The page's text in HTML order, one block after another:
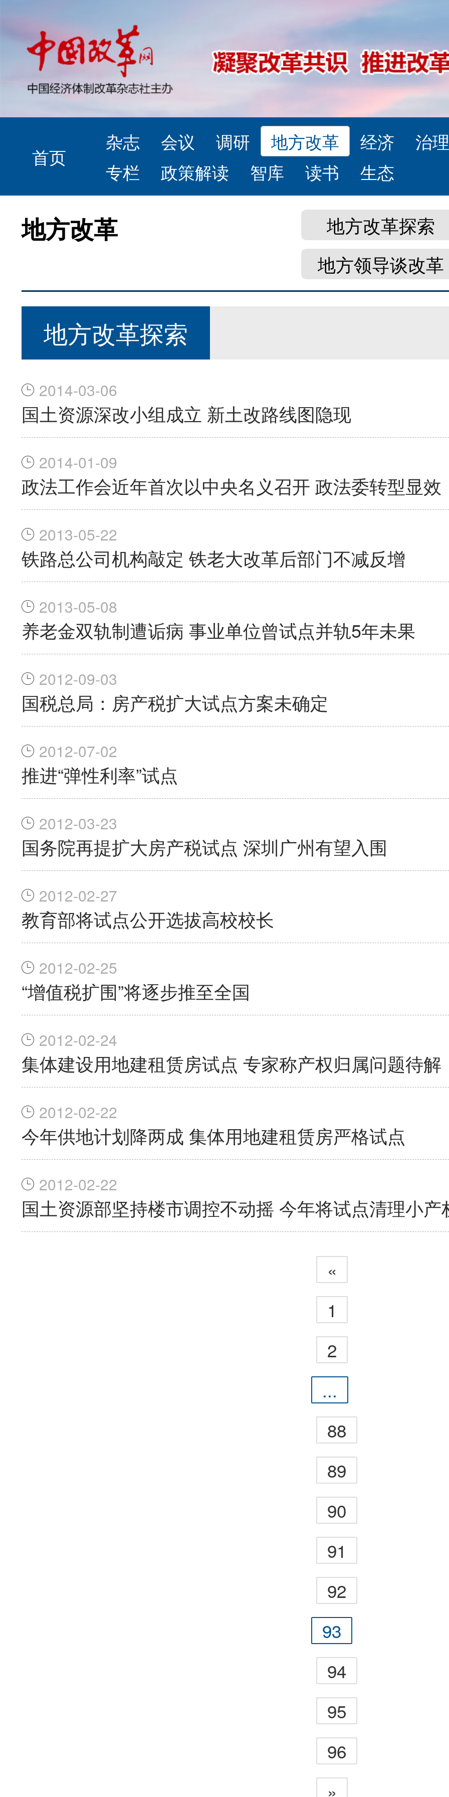
首页
杂志 会议 调研 地方改革 经济
治理
专栏
政策解读 智库 读书 生态
地方改革
地方改革探索
地方领导谈改革
地方改革探索
2014-03-06
国土资源深改小组成立 新土改路线图隐现
2014-01-09
政法工作会近年首次以中央名义召开 政法委转型显效
2013-05-22
铁路总公司机构敲定 铁老大改革后部门不减反增
2013-05-08
养老金双轨制遭诟病 事业单位曾试点并轨5年未果
2012-09-03
国税总局：房产税扩大试点方案未确定
2012-07-02
推进“弹性利率”试点
2012-03-23
国务院再提扩大房产税试点 深圳广州有望入围
2012-02-27
教育部将试点公开选拔高校校长
2012-02-25
“增值税扩围”将逐步推至全国
2012-02-24
集体建设用地建租赁房试点 专家称产权归属问题待解
2012-02-22
今年供地计划降两成 集体用地建租赁房严格试点
2012-02-22
国土资源部坚持楼市调控不动摇 今年将试点清理小产
«
1
2
...
88
89
90
91
92
93
94
95
96
»